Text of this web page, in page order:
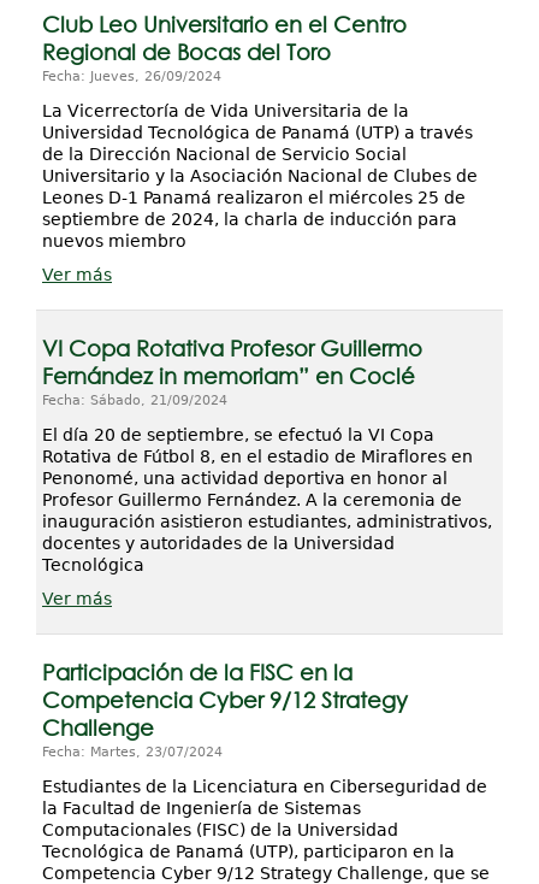
Club Leo Universitario en el Centro
Regional de Bocas del Toro
Fecha: Jueves, 26/09/2024
La Vicerrectoría de Vida Universitaria de la
Universidad Tecnológica de Panamá (UTP) a través
de la Dirección Nacional de Servicio Social
Universitario y la Asociación Nacional de Clubes de
Leones D-1 Panamá realizaron el miércoles 25 de
septiembre de 2024, la charla de inducción para
nuevos miembro
Ver más
VI Copa Rotativa Profesor Guillermo
Fernández in memoriam” en Coclé
Fecha: Sábado, 21/09/2024
El día 20 de septiembre, se efectuó la VI Copa
Rotativa de Fútbol 8, en el estadio de Miraflores en
Penonomé, una actividad deportiva en honor al
Profesor Guillermo Fernández. A la ceremonia de
inauguración asistieron estudiantes, administrativos,
docentes y autoridades de la Universidad
Tecnológica
Ver más
Participación de la FISC en la
Competencia Cyber 9/12 Strategy
Challenge
Fecha: Martes, 23/07/2024
Estudiantes de la Licenciatura en Ciberseguridad de
la Facultad de Ingeniería de Sistemas
Computacionales (FISC) de la Universidad
Tecnológica de Panamá (UTP), participaron en la
Competencia Cyber 9/12 Strategy Challenge, que se